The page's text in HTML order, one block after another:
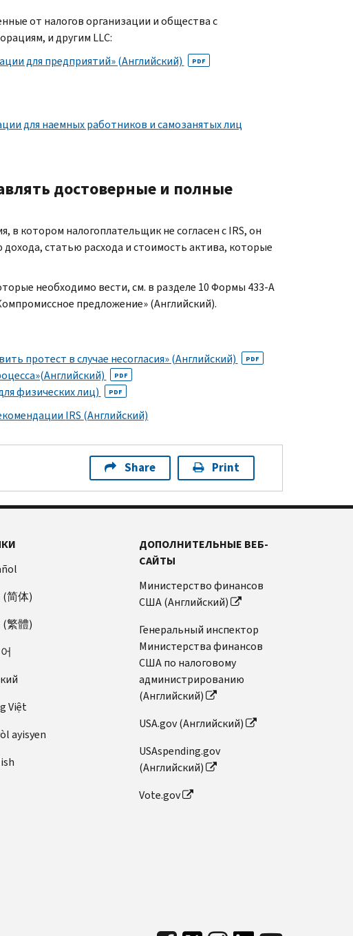
от налогов организации и общества с
и другим LLC:
для предприятий» (Английский) PDF
для наемных работников и самозанятых лиц
достоверные и полные
в котором налогоплательщик не согласен сIRS,он
статью расхода и стоимость актива, которые
необходимо вести, см. в разделе 10 Формы 433-A
предложение» (Английский).
протест в случае несогласия» (Английский) PDF
PDF
физических лиц) PDF
IRS (Английский)
Share Print
(简体)
(繁體)
Việt
ayisyen
ДОПОЛНИТЕЛЬНЫЕ ВЕБ-
САЙТЫ
Министерство финансов
США (Английский)
Генеральный инспектор
Министерства финансов
США по налоговому
администрированию
(Английский)
USA.gov (Английский)
USAspending.gov
(Английский)
Vote.gov